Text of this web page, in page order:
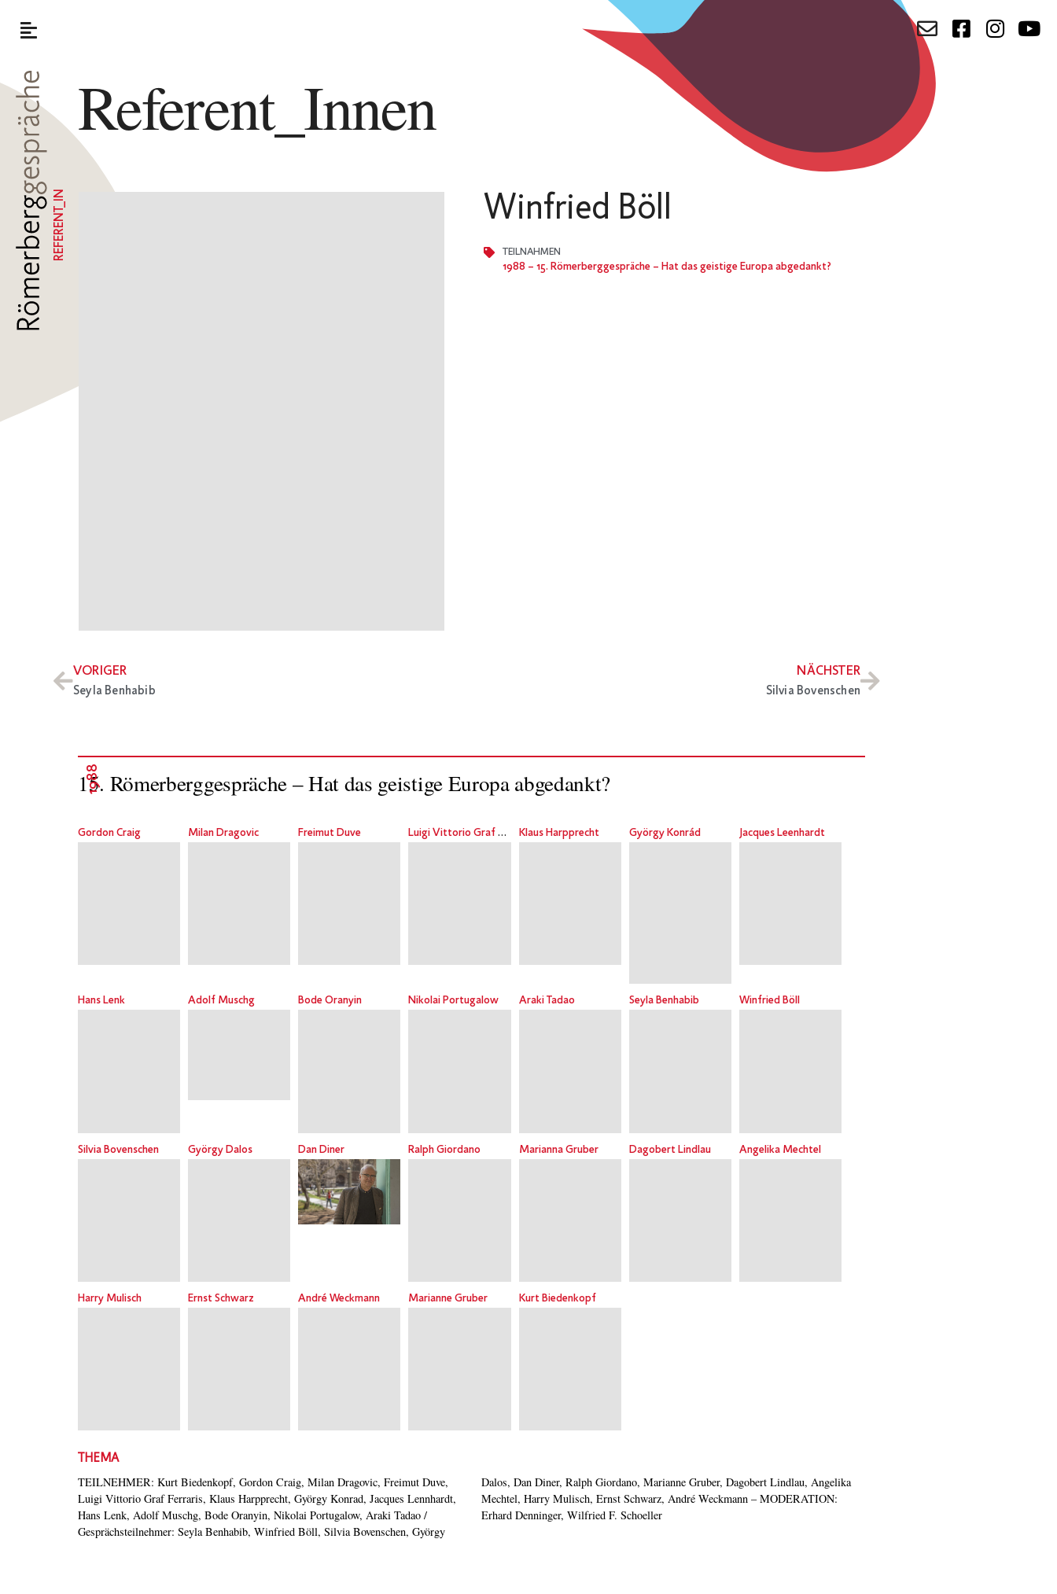
Referent_Innen
REFERENT_IN Winfried Böll
TEILNAHMEN
1988 – 15. Römerberggespräche – Hat das geistige Europa abgedankt?
VORIGER
Seyla Benhabib
NÄCHSTER
Silvia Bovenschen
1988
15. Römerberggespräche – Hat das geistige Europa abgedankt?
Gordon Craig Milan Dragovic Freimut Duve Luigi Vittorio Graf Ferraris Klaus Harpprecht György Konrád Jacques Leenhardt
Hans Lenk Adolf Muschg Bode Oranyin Nikolai Portugalow Araki Tadao Seyla Benhabib Winfried Böll
Silvia Bovenschen György Dalos Dan Diner Ralph Giordano Marianna Gruber Dagobert Lindlau Angelika Mechtel
Harry Mulisch Ernst Schwarz André Weckmann Marianne Gruber Kurt Biedenkopf
THEMA
TEILNEHMER: Kurt Biedenkopf, Gordon Craig, Milan Dragovic, Freimut Duve,
Luigi Vittorio Graf Ferraris, Klaus Harpprecht, György Konrad, Jacques Lennhardt,
Hans Lenk, Adolf Muschg, Bode Oranyin, Nikolai Portugalow, Araki Tadao /
Gesprächsteilnehmer: Seyla Benhabib, Winfried Böll, Silvia Bovenschen, György
Dalos, Dan Diner, Ralph Giordano, Marianne Gruber, Dagobert Lindlau, Angelika
Mechtel, Harry Mulisch, Ernst Schwarz, André Weckmann – MODERATION:
Erhard Denninger, Wilfried F. Schoeller